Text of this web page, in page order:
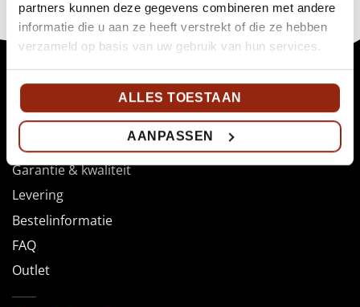
partners kunnen deze gegevens combineren met andere
informatie die u aan ze heeft verstrekt of die ze hebben
verzameld op basis van uw gebruik van hun services.
ALLES TOESTAAN
AANPASSEN
Algemene informatie
Over EuroCave
Garantie & kwaliteit
Levering
Bestelinformatie
FAQ
Outlet